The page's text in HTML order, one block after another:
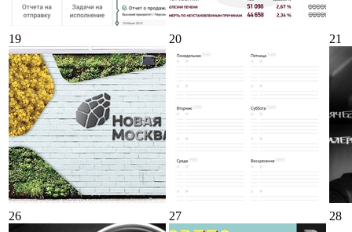
19 20 21
26 27 28